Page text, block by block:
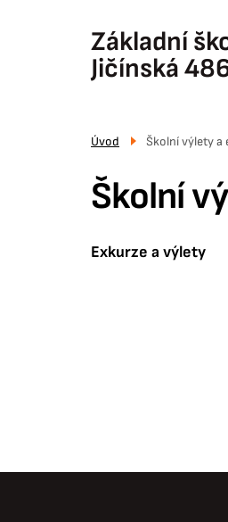
Základní
Jičínská
Úvod Školní výlety a
Školní
Exkurze a výlety